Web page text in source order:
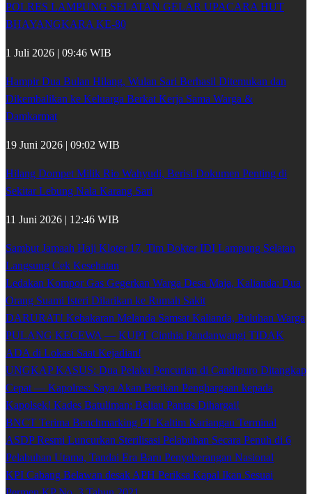
POLRES LAMPUNG SELATAN GELAR UPACARA HUT
BHAYANGKARA KE-80
1 Juli 2026 | 09:46 WIB
Hampir Dua Bulan Hilang, Wulan Sari Berhasil Ditemukan dan
Dikembalikan ke Keluarga Berkat Kerja Sama Warga &
Damkarmat
19 Juni 2026 | 09:02 WIB
Hilang Dompet Milik Rio Wahyudi, Berisi Dokumen Penting di
Sekitar Lebung Nala Karang Sari
11 Juni 2026 | 12:46 WIB
Sambut Jamaah Haji Kloter 17, Tim Dokter IDI Lampung Selatan
Langsung Cek Kesehatan
Ledakan Kompor Gas Gegerkan Warga Desa Maja, Kalianda: Dua
Orang Suami Isteri Dilarikan ke Rumah Sakit
DARURAT! Kebakaran Melanda Samsat Kalianda, Puluhan Warga
PULANG KECEWA — KUPT Cinthia Pandanwangi TIDAK
ADA di Lokasi Saat Kejadian!
UNGKAP KASUS: Dua Pelaku Pencurian di Candipuro Ditangkap
Cepat — Kapolres: Saya Akan Berikan Penghargaan kepada
Kapolsek! Kades Batuliman: Beliau Pantas Dihargai!
BNCT Terima Benchmarking PT Kaltim Kariangau Terminal
ASDP Resmi Luncurkan Sterilisasi Pelabuhan Secara Penuh di 6
Pelabuhan Utama, Tandai Era Baru Penyeberangan Nasional
KPI Cabang Belawan desak APH Periksa Kapal Ikan Sesuai